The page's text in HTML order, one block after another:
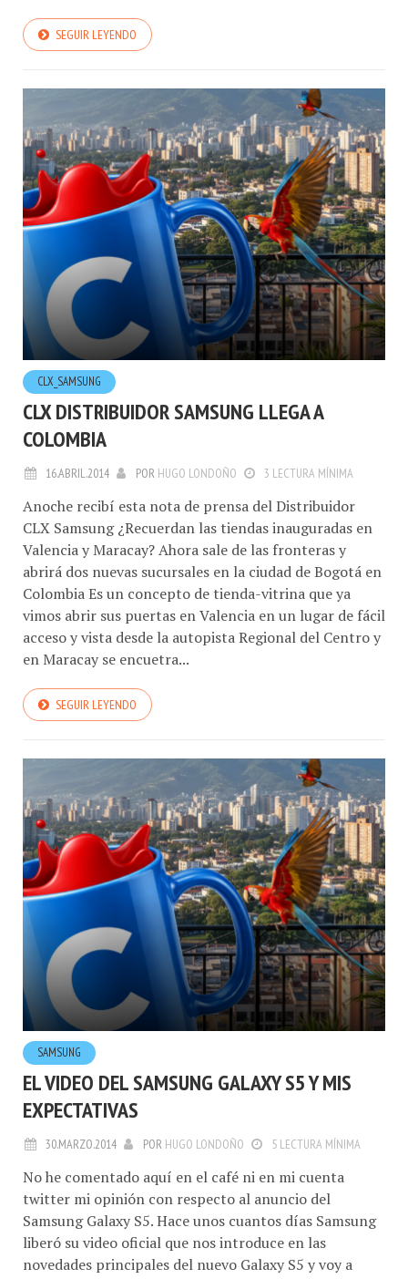
SEGUIR LEYENDO
CLX_SAMSUNG
CLX DISTRIBUIDOR SAMSUNG LLEGA A
COLOMBIA
16.ABRIL.2014 POR HUGO LONDOÑO 3 LECTURA MÍNIMA
Anoche recibí esta nota de prensa del Distribuidor
CLX Samsung ¿Recuerdan las tiendas inauguradas en
Valencia y Maracay? Ahora sale de las fronteras y
abrirá dos nuevas sucursales en la ciudad de Bogotá en
Colombia Es un concepto de tienda-vitrina que ya
vimos abrir sus puertas en Valencia en un lugar de fácil
acceso y vista desde la autopista Regional del Centro y
en Maracay se encuetra...
SEGUIR LEYENDO
SAMSUNG
EL VIDEO DEL SAMSUNG GALAXY S5 Y MIS
EXPECTATIVAS
30.MARZO.2014 POR HUGO LONDOÑO 5 LECTURA MÍNIMA
No he comentado aquí en el café ni en mi cuenta
twitter mi opinión con respecto al anuncio del
Samsung Galaxy S5. Hace unos cuantos días Samsung
liberó su video oficial que nos introduce en las
novedades principales del nuevo Galaxy S5 y voy a